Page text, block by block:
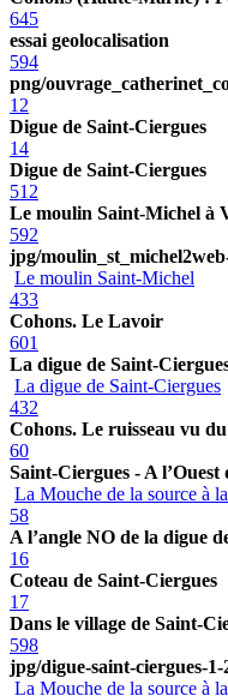
645
essai geolocalisation
594
png/
12
Digue de Saint-Ciergues
14
Digue de Saint-Ciergues
512
Le moulin Saint-Michel à
592
jpg/
Le moulin Saint-Michel
433
Cohons. Le Lavoir
601
La digue de Saint-
La digue de Saint-Ciergues
432
Cohons. Le ruisseau vu
60
Saint-Ciergues - A
La Mouche de la source à
58
A l’angle NO de la digue
16
Coteau de Saint-Ciergues
17
Dans le village de Saint-
598
jpg/digue-saint-ciergues-
La Mouche de la source à